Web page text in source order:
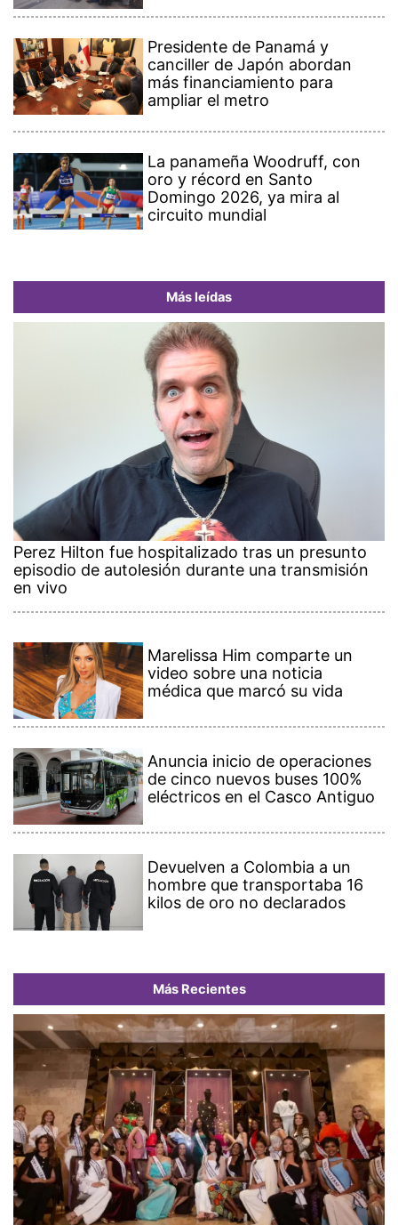
Presidente de Panamá y
canciller de Japón abordan
más financiamiento para
ampliar el metro
La panameña Woodruff, con
oro y récord en Santo
Domingo 2026, ya mira al
circuito mundial
Más leídas
Perez Hilton fue hospitalizado tras un presunto
episodio de autolesión durante una transmisión
en vivo
Marelissa Him comparte un
video sobre una noticia
médica que marcó su vida
Anuncia inicio de operaciones
de cinco nuevos buses 100%
eléctricos en el Casco Antiguo
Devuelven a Colombia a un
hombre que transportaba 16
kilos de oro no declarados
Más Recientes